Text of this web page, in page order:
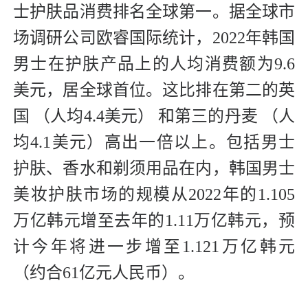
士护肤品消费排名全球第一。据全球市
场调研公司欧睿国际统计，2022年韩国
男士在护肤产品上的人均消费额为9.6
美元，居全球首位。这比排在第二的英
国 （人均4.4美元） 和第三的丹麦 （人
均4.1美元）高出一倍以上。包括男士
护肤、香水和剃须用品在内，韩国男士
美妆护肤市场的规模从2022年的1.105
万亿韩元增至去年的1.11万亿韩元，预
计今年将进一步增至1.121万亿韩元
（约合61亿元人民币）。